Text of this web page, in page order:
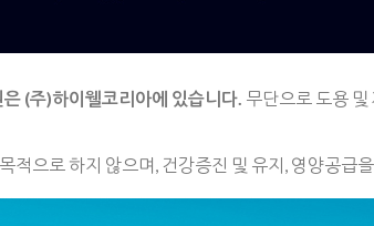
은 (주)하이웰코리아에 있습니다. 무단으로 도용
적으로 하지 않으며, 건강증진 및 유지, 영양공급